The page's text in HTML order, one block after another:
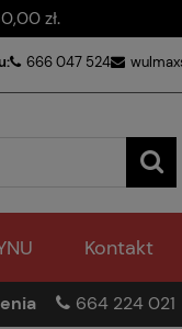
zł.
666 047 524
Kontakt
664 224 021